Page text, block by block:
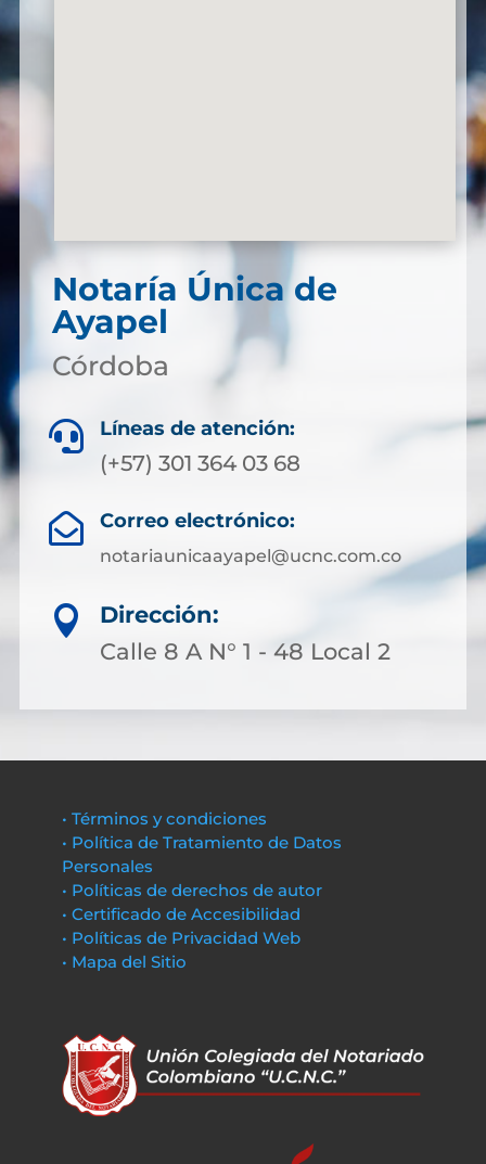
Notaría Única de
Ayapel
Córdoba
 Líneas de atención:
(+57) 301 364 03 68
 Correo electrónico:
notariaunicaayapel@ucnc.com.co

Dirección:
Calle 8 A N° 1 - 48 Local 2
• Términos y condiciones
• Política de Tratamiento de Datos
Personales
• Políticas de derechos de autor
• Certificado de Accesibilidad
• Políticas de Privacidad Web
• Mapa del Sitio